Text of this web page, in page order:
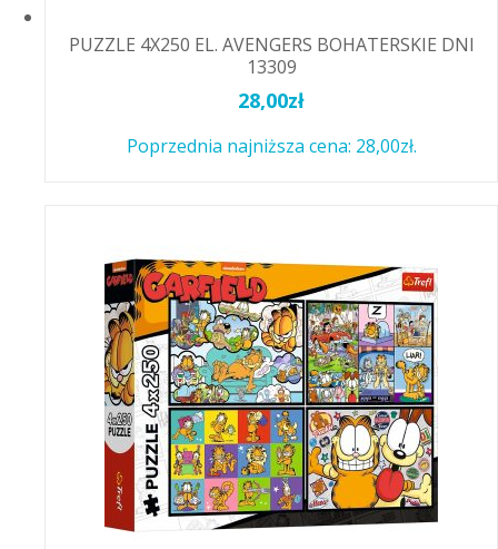
PUZZLE 4X250 EL. AVENGERS BOHATERSKIE DNI
13309
28,00zł
Poprzednia najniższa cena: 28,00zł.